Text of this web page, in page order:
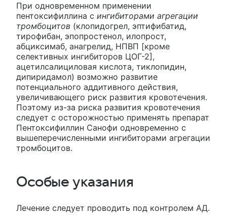
При одновременном применении
пентоксифиллина с ингибиторами агрегации
тромбоцитов (клопидогрел, эптифибатид,
тирофибан, эпопростенол, илопрост,
абциксимаб, анагрелид, НПВП [кроме
селективных ингибиторов ЦОГ-2],
ацетилсалициловая кислота, тиклопидин,
дипиридамол) возможно развитие
потенциального аддитивного действия,
увеличивающего риск развития кровотечения.
Поэтому из-за риска развития кровотечения
следует с осторожностью применять препарат
Пентоксифиллин Санофи одновременно с
вышеперечисленными ингибиторами агрегации
тромбоцитов.
Особые указания
Лечение следует проводить под контролем АД.